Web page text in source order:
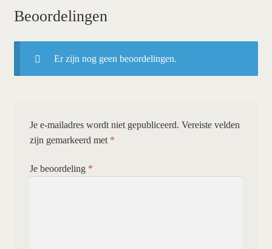
Beoordelingen
Er zijn nog geen beoordelingen.
Je e-mailadres wordt niet gepubliceerd. Vereiste velden
zijn gemarkeerd met *
Je beoordeling *